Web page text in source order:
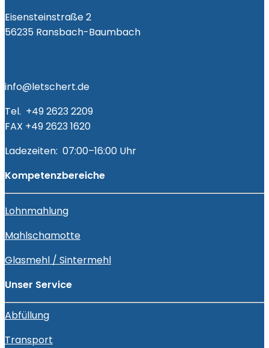
Eisensteinstraße 2
56235 Ransbach-Baumbach
info@letschert.de
Tel. +49 2623 2209
FAX +49 2623 1620
Ladezeiten: 07:00–16:00 Uhr
Kompetenzbereiche
Lohnmahlung
Mahlschamotte
Glasmehl / Sintermehl
Unser Service
Abfüllung
Transport